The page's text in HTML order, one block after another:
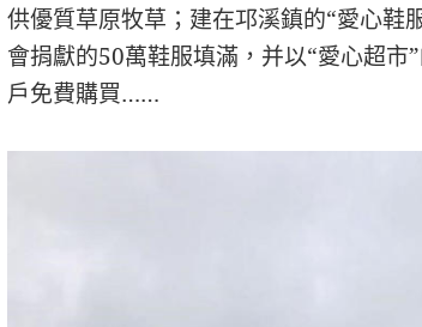
供優質草原牧草；建在邛溪鎮的“愛心鞋
會捐獻的50萬鞋服填滿，并以“愛心超市
戶免費購買……